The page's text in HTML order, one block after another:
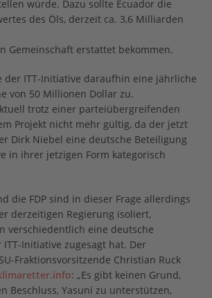
würde. Dazu sollte Ecuador die
des Öls, derzeit ca. 3,6 Milliarden
Gemeinschaft erstattet bekommen.
der ITT-Initiative daraufhin eine jährliche
von 50 Millionen Dollar zu.
trotz einer parteiübergreifenden
Projekt nicht mehr gültig, da der jetzt
Dirk Niebel eine deutsche Beteiligung
in ihrer jetzigen Form kategorisch
die FDP sind in dieser Frage allerdings
derzeitigen Regierung isoliert,
verschiedentlich eine deutsche
Initiative zugesagt hat. Der
Fraktionsvorsitzende Christian Ruck
: „Es gibt keinen Grund,
Beschluss, Yasuní zu unterstützen,